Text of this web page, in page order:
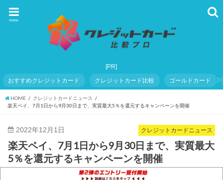
menu
おすすめクレジットカード クレジットカード比較 ゴールドカード
HOME
クレジットカードニュース
楽天ペイ、7月1日から9月30日まで、実質最大5％を還元するキャンペーンを開催
クレジットカードニュース
2022年12月1日
楽天ペイ、7月1日から9月30日まで、実質最大
5％を還元するキャンペーンを開催